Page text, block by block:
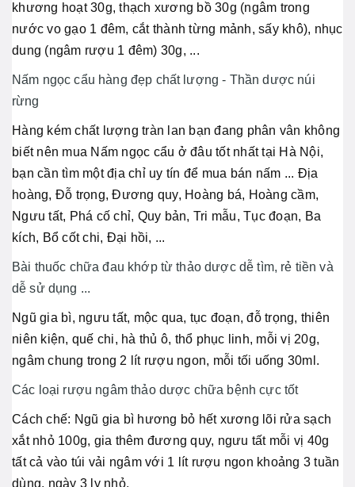
khương hoạt 30g, thạch xương bồ 30g (ngâm trong
nước vo gạo 1 đêm, cắt thành từng mảnh, sấy khô), nhục
dung (ngâm rượu 1 đêm) 30g, ...
Nấm ngọc cẩu hàng đẹp chất lượng - Thần dược núi
rừng
Hàng kém chất lượng tràn lan bạn đang phân vân không
biết nên mua Nấm ngọc cẩu ở đâu tốt nhất tại Hà Nội,
bạn cần tìm một địa chỉ uy tín để mua bán nấm ... Địa
hoàng, Đỗ trọng, Đương quy, Hoàng bá, Hoàng cầm,
Ngưu tất, Phá cố chỉ, Quy bản, Tri mẫu, Tục đoạn, Ba
kích, Bổ cốt chi, Đại hồi, ...
Bài thuốc chữa đau khớp từ thảo dược dễ tìm, rẻ tiền và
dễ sử dụng ...
Ngũ gia bì, ngưu tất, mộc qua, tục đoạn, đỗ trọng, thiên
niên kiện, quế chi, hà thủ ô, thổ phục linh, mỗi vị 20g,
ngâm chung trong 2 lít rượu ngon, mỗi tối uống 30ml.
Các loại rượu ngâm thảo dược chữa bệnh cực tốt
Cách chế: Ngũ gia bì hương bỏ hết xương lõi rửa sạch
xắt nhỏ 100g, gia thêm đương quy, ngưu tất mỗi vị 40g
tất cả vào túi vải ngâm với 1 lít rượu ngon khoảng 3 tuần
dùng, ngày 3 ly nhỏ.